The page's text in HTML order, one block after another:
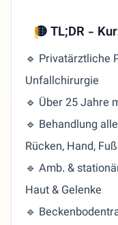
🟡 TL;DR -
🔹 Privatärztliche
Unfallchirurgie
🔹 Über 25 Jahre
🔹 Behandlung
Rücken, Hand, Fuß
🔹 Amb. &
Haut & Gelenke
🔹